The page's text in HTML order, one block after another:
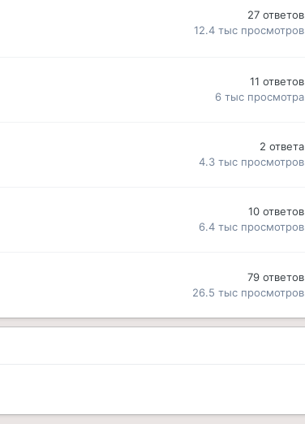
27 ответов
12.4 тыс просмотров
11 ответов
6 тыс просмотра
2 ответа
4.3 тыс просмотров
10 ответов
6.4 тыс просмотров
79 ответов
26.5 тыс просмотров